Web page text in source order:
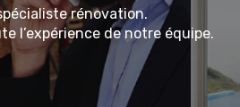
rénovation.
l’expérience de notre équipe.